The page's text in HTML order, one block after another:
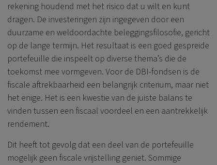
rekening houdend met het risico dat u wilt en kunt
dragen. De investeringen zijn ingegeven door een
duurzame en weldoordachte beleggingsfilosofie, gericht
op de lange termijn. Het resultaat is een goed gespreide
portefeuille die inspeelt op diverse thema’s die de
toekomst mee vormgeven. Voor de DBI-fondsen is de
fiscale aftrekbaarheid een belangrijk criterium, maar niet
het enige. Het is een kwestie van de juiste balans te
vinden tussen een fiscaal voordeel en een aantrekkelijk
rendement.
Dit heeft tot gevolg dat een deel van de portefeuille
mogelijk geen fiscale vrijstelling geniet. Sommige